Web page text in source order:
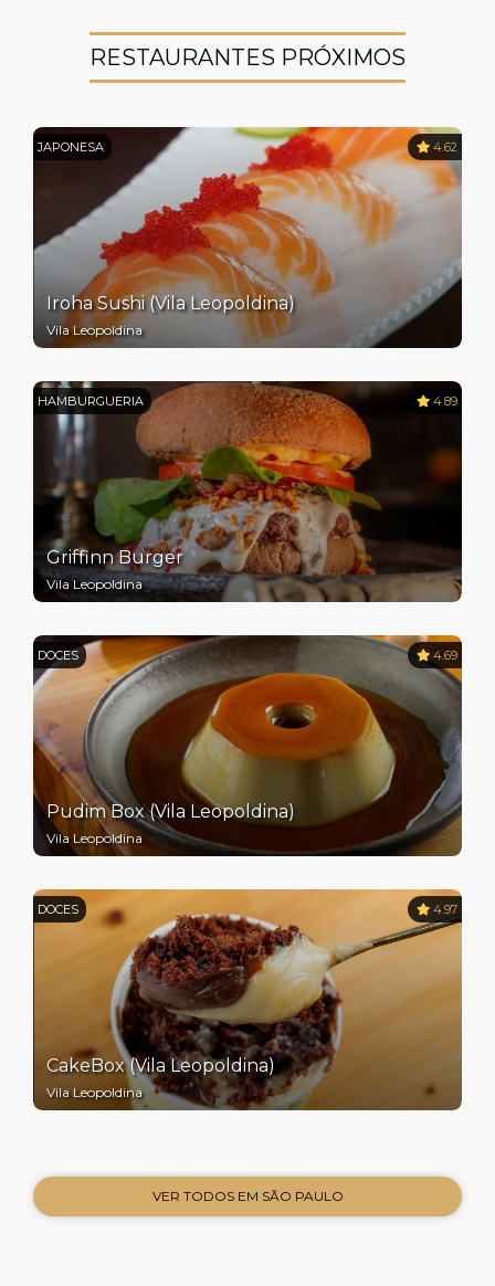
RESTAURANTES PRÓXIMOS
JAPONESA 4.62
Iroha Sushi (Vila Leopoldina)
Vila Leopoldina
HAMBURGUERIA 4.89
Griffinn Burger
Vila Leopoldina
DOCES 4.69
Pudim Box (Vila Leopoldina)
Vila Leopoldina
DOCES 4.97
CakeBox (Vila Leopoldina)
Vila Leopoldina
VER TODOS EM SÃO PAULO